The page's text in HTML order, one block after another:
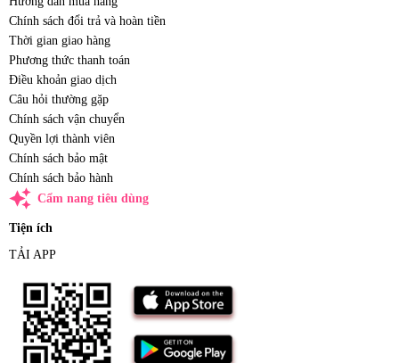
Chính sách đổi trả và hoàn tiền
Thời gian giao hàng
Phương thức thanh toán
Điều khoản giao dịch
Câu hỏi thường gặp
Chính sách vận chuyển
Quyền lợi thành viên
Chính sách bảo mật
Chính sách bảo hành
auto_awesome Cẩm nang tiêu dùng
Tiện ích
TẢI APP